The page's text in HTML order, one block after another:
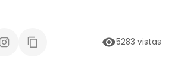
5283 vistas